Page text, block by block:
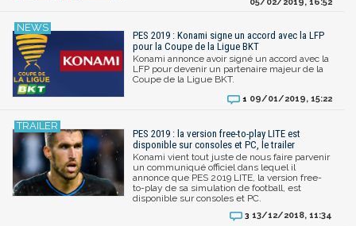
PES 2019 : Konami signe un accord avec la LFP
pour la Coupe de la Ligue BKT
Konami annonce avoir signé un accord avec la
LFP pour devenir un partenaire majeur de la
Coupe de la Ligue BKT.
1 09/01/2019, 15:22
PES 2019 : la version free-to-play LITE est
disponible sur consoles et PC, le trailer
Konami vient tout juste de nous faire parvenir
un communiqué officiel dans lequel il
annonce que PES 2019 LITE, la version free-
to-play de sa simulation de football, est
disponible sur consoles et PC.
3 13/12/2018, 11:34